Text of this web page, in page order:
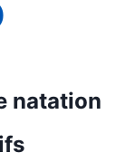
natation